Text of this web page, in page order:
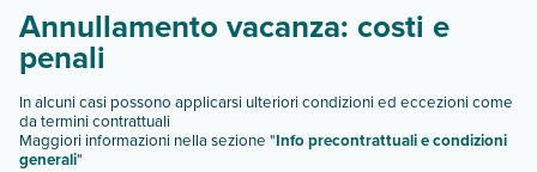
Annullamento vacanza: costi e
penali
In alcuni casi possono applicarsi ulteriori condizioni ed eccezioni come
da termini contrattuali
Maggiori informazioni nella sezione "Info precontrattuali e condizioni
generali"